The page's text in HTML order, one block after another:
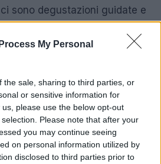
My Personal
the sale, sharing to third parties, or
or sensitive information for
please use the below opt-out
Please note that after your
you may continue seeing
on personal information utilized by
disclosed to third parties prior to
sono degustazioni guidate e
di strada la farinata a
tradizionali, mentre a
l’occasione per provarepiatti
e partecipare a eventi
cooking e laboratori.